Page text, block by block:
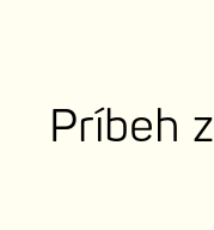
Príbeh